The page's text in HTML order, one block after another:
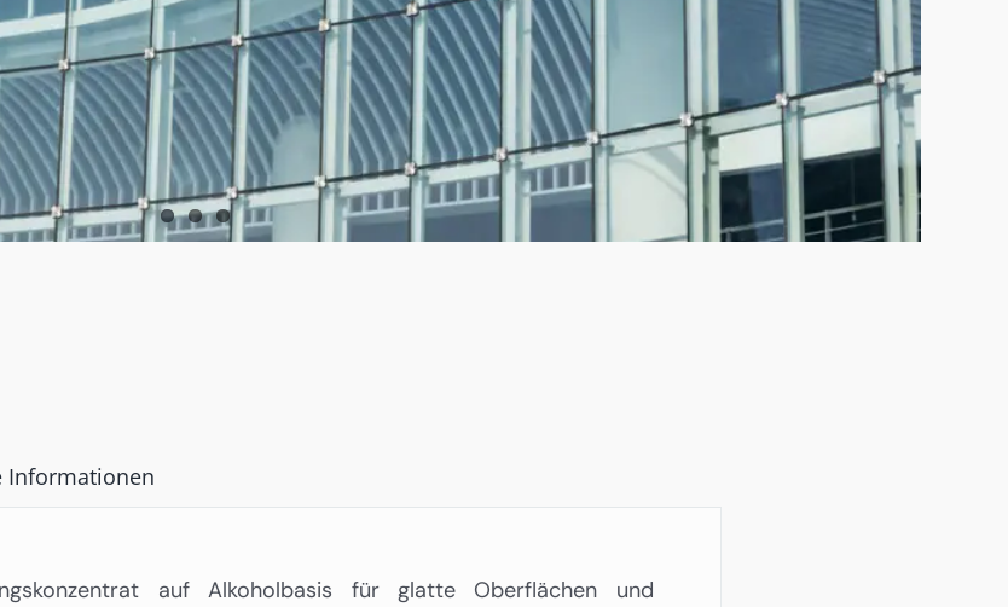
Informationen
auf Alkoholbasis für glatte Oberflächen und